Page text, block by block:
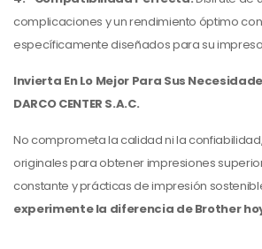
complicaciones y un rendimiento óptimo
específicamente diseñados para su
Invierta En Lo Mejor Para Sus
DARCO CENTER S.A.C.
No comprometa la calidad ni la
originales para obtener impresiones
constante y prácticas de impresión
experimente la diferencia de Brother